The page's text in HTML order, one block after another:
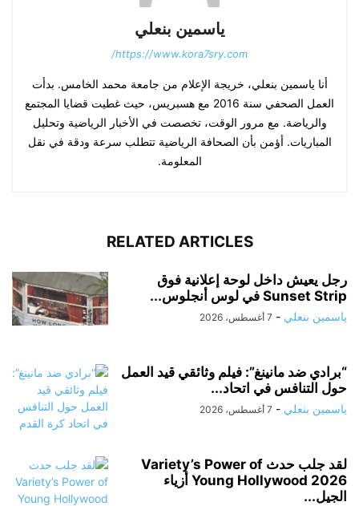
ياسمين بنعلي
https://www.kora7sry.com/
أنا ياسمين بنعلي، خريجة الإعلام من جامعة محمد الخامس. بدأت
العمل الصحفي سنة 2016 مع هسبريس، حيث غطيت قضايا المجتمع
والرياضة. مع مرور الوقت، تخصصت في الأخبار الرياضية وتحليل
المباريات. أؤمن بأن الصحافة الرياضية تتطلب سرعة ودقة في نقل
المعلومة.
RELATED ARTICLES
رجل يعيش داخل لوحة إعلانية فوق
Sunset Strip في لوس أنجلوس...
ياسمين بنعلي - 7 أغسطس، 2026
“برادي ضد مانينغ”: فيلم وثائقي قيد العمل
حول التنافس في اتحاد...
ياسمين بنعلي - 7 أغسطس، 2026
لقد جلب حدث Variety’s Power of
Young Hollywood 2026 أزياء
الجيل...